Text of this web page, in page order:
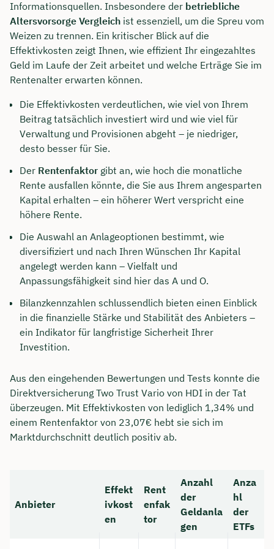
Informationsquellen. Insbesondere der betriebliche
Altersvorsorge Vergleich ist essenziell, um die Spreu vom
Weizen zu trennen. Ein kritischer Blick auf die
Effektivkosten zeigt Ihnen, wie effizient Ihr eingezahltes
Geld im Laufe der Zeit arbeitet und welche Erträge Sie im
Rentenalter erwarten können.
Die Effektivkosten verdeutlichen, wie viel von Ihrem
Beitrag tatsächlich investiert wird und wie viel für
Verwaltung und Provisionen abgeht – je niedriger,
desto besser für Sie.
Der Rentenfaktor gibt an, wie hoch die monatliche
Rente ausfallen könnte, die Sie aus Ihrem angesparten
Kapital erhalten – ein höherer Wert verspricht eine
höhere Rente.
Die Auswahl an Anlageoptionen bestimmt, wie
diversifiziert und nach Ihren Wünschen Ihr Kapital
angelegt werden kann – Vielfalt und
Anpassungsfähigkeit sind hier das A und O.
Bilanzkennzahlen schlussendlich bieten einen Einblick
in die finanzielle Stärke und Stabilität des Anbieters –
ein Indikator für langfristige Sicherheit Ihrer
Investition.
Aus den eingehenden Bewertungen und Tests konnte die
Direktversicherung Two Trust Vario von HDI in der Tat
überzeugen. Mit Effektivkosten von lediglich 1,34% und
einem Rentenfaktor von 23,07€ hebt sie sich im
Marktdurchschnitt deutlich positiv ab.
Anbieter
Effekt
ivkost
en
Rent
enfak
tor
Anzahl
der
Geldanla
gen
Anza
hl
der
ETFs
Dauer: ca. 30 Minuten
Kostenfrei & unverbindlich
Meeting buchen